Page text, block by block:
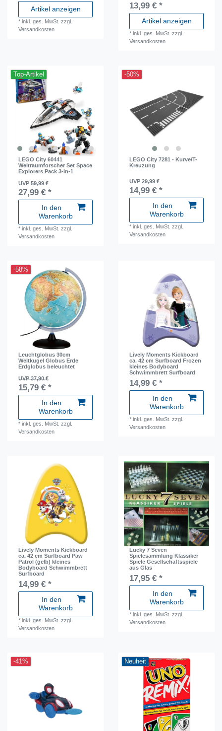
Artikel anzeigen
*inkl. ges. MwSt. zzgl.
Versandkosten
13,99 € *
Artikel anzeigen
*inkl. ges. MwSt. zzgl.
Versandkosten
Top-Artikel
LEGO City 60441
Weltraumforscher Set Space
Explorers Pack 3-in-1
UVP 59,99 €
27,99 € *
In den
Warenkorb
*inkl. ges. MwSt. zzgl.
Versandkosten
-50%
LEGO City 7281 - Kurve/T-
Kreuzung
UVP 29,99 €
14,99 € *
In den
Warenkorb
*inkl. ges. MwSt. zzgl.
Versandkosten
-58%
Leuchtglobus 30cm
Weltkugel Globus Erde
Erdglobus beleuchtet
UVP 37,90 €
15,79 € *
In den
Warenkorb
*inkl. ges. MwSt. zzgl.
Versandkosten
Lively Moments Kickboard
ca. 42 cm Surfboard Frozen
kleines Bodyboard
Schwimmbrett Surfboard
14,99 € *
In den
Warenkorb
*inkl. ges. MwSt. zzgl.
Versandkosten
Lively Moments Kickboard
ca. 42 cm Surfboard Paw
Patrol (gelb) kleines
Bodyboard Schwimmbrett
Surfboard
14,99 € *
In den
Warenkorb
*inkl. ges. MwSt. zzgl.
Versandkosten
Lucky 7 Seven
Spielesammlung Klassiker
Spiele Gesellschaftsspiele
aus Glas
17,95 € *
In den
Warenkorb
*inkl. ges. MwSt. zzgl.
Versandkosten
-41% Neuheit